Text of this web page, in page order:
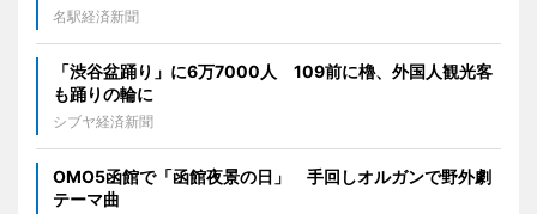
名駅経済新聞
「渋谷盆踊り」に6万7000人 109前に櫓、外国人観光客
も踊りの輪に
シブヤ経済新聞
OMO5函館で「函館夜景の日」 手回しオルガンで野外劇
テーマ曲